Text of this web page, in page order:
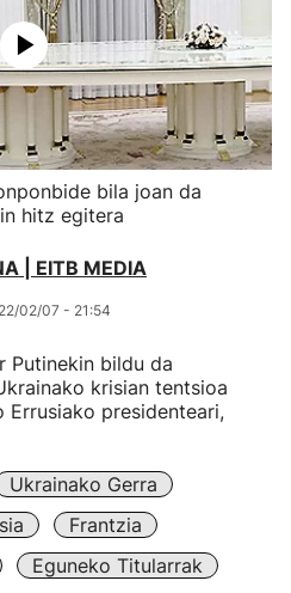
bila joan da
hitz egitera
| EITB MEDIA
02/07 - 21:54
Putinekin bildu da
krisian tentsioa
Errusiako presidenteari,
Ukrainako Gerra
Frantzia
Eguneko Titularrak